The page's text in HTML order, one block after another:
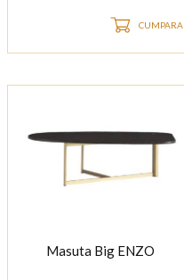
CUMPARA
Masuta Big ENZO